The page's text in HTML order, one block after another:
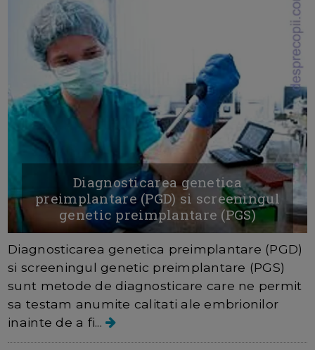
Diagnosticarea genetica
preimplantare (PGD) si screeningul
genetic preimplantare (PGS)
Diagnosticarea genetica preimplantare (PGD)
si screeningul genetic preimplantare (PGS)
sunt metode de diagnosticare care ne permit
sa testam anumite calitati ale embrionilor
inainte de a fi...